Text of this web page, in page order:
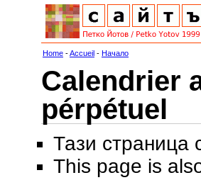
Home -Accueil - Начало
Calendrier
pérpétuel
Тази
This page is